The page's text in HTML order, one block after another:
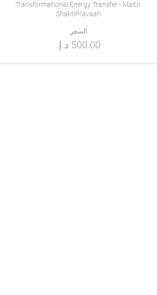
Transformational Energy Transfer - Maitri
ShaktiPravaah
السعر